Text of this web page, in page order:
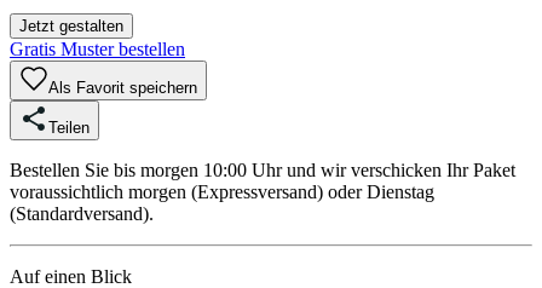
Jetzt gestalten
Gratis Muster bestellen
Als Favorit speichern
Teilen
Bestellen Sie bis morgen 10:00 Uhr und wir verschicken Ihr Paket
voraussichtlich morgen (Expressversand) oder Dienstag
(Standardversand).
Auf einen Blick